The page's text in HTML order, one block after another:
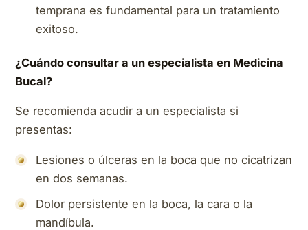
temprana es fundamental para un tratamiento
exitoso.
¿Cuándo consultar a un especialista en Medicina
Bucal?
Se recomienda acudir a un especialista si
presentas:
Lesiones o úlceras en la boca que no cicatrizan
en dos semanas.
Dolor persistente en la boca, la cara o la
mandíbula.